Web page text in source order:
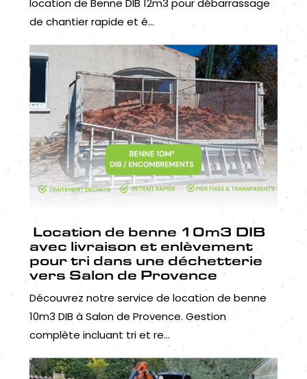
location de Benne DIB 12m3 pour débarrassage
de chantier rapide et é...
Location de benne 10m3 DIB
avec livraison et enlèvement
pour tri dans une déchetterie
vers Salon de Provence
Découvrez notre service de location de benne
10m3 DIB à Salon de Provence. Gestion
complète incluant tri et re...